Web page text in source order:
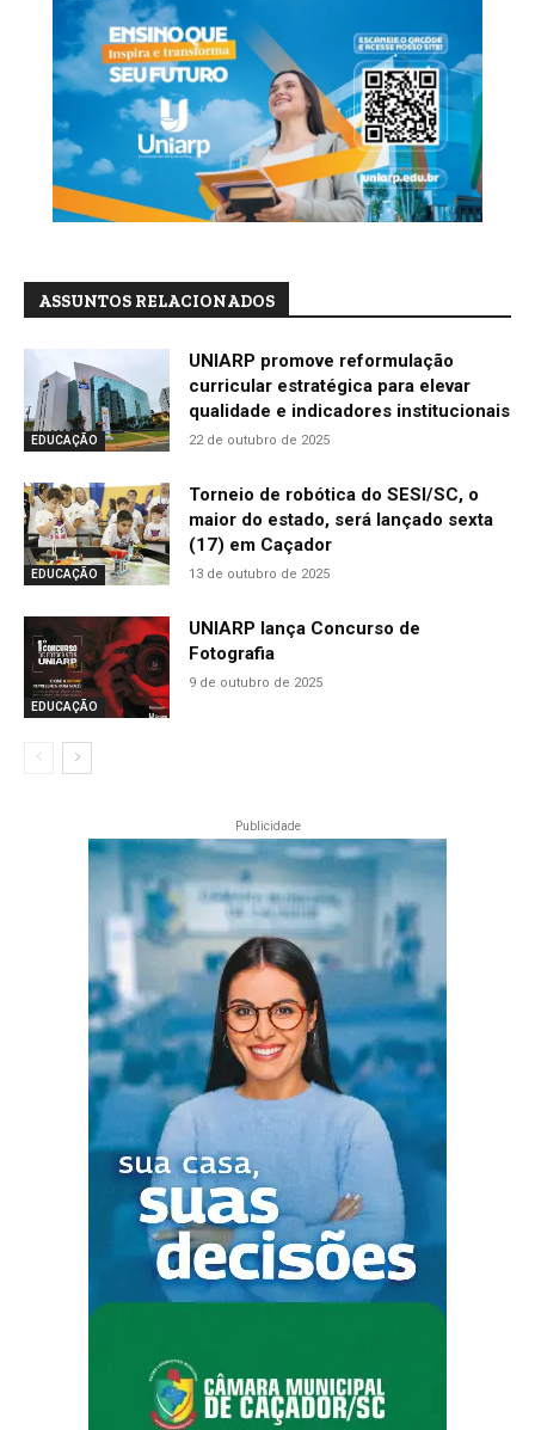
ASSUNTOS RELACIONADOS
EDUCAÇÃO
UNIARP promove reformulação
curricular estratégica para elevar
qualidade e indicadores institucionais
22 de outubro de 2025
EDUCAÇÃO
Torneio de robótica do SESI/SC, o
maior do estado, será lançado sexta
(17) em Caçador
13 de outubro de 2025
EDUCAÇÃO
UNIARP lança Concurso de
Fotografia
9 de outubro de 2025
Publicidade